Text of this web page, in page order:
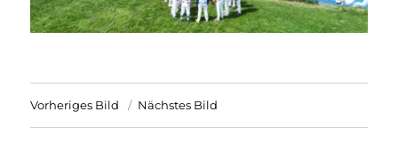
Vorheriges Bild Nächstes Bild